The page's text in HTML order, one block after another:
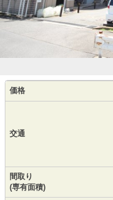
価格
交通
間取り
(専有面積)